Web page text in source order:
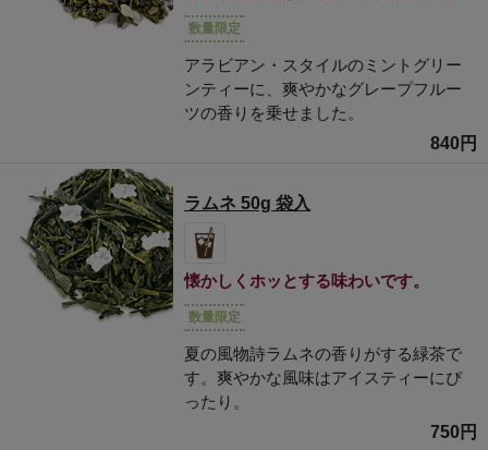
数量限定
アラビアン・スタイルのミントグリー
ンティーに、爽やかなグレープフルー
ツの香りを乗せました。
840円
ラムネ 50g 袋入
懐かしくホッとする味わいです。
数量限定
夏の風物詩ラムネの香りがする緑茶で
す。爽やかな風味はアイスティーにぴ
ったり。
750円